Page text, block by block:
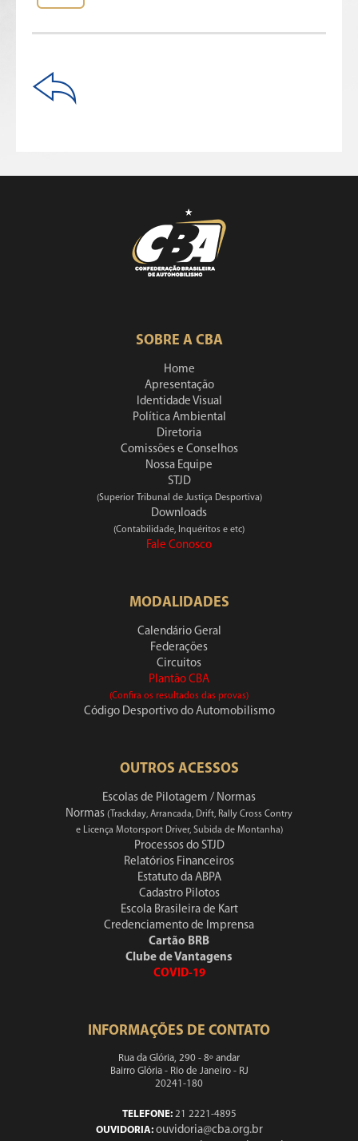
SOBRE A CBA
Home
Apresentação
Identidade Visual
Política Ambiental
Diretoria
Comissões e Conselhos
Nossa Equipe
STJD
(Superior Tribunal de Justiça Desportiva)
Downloads
(Contabilidade, Inquéritos e etc)
Fale Conosco
MODALIDADES
Calendário Geral
Federações
Circuitos
Plantão CBA
(Confira os resultados das provas)
Código Desportivo do Automobilismo
OUTROS ACESSOS
Escolas de Pilotagem / Normas
Normas (Trackday, Arrancada, Drift, Rally Cross Contry
e Licença Motorsport Driver, Subida de Montanha)
Processos do STJD
Relatórios Financeiros
Estatuto da ABPA
Cadastro Pilotos
Escola Brasileira de Kart
Credenciamento de Imprensa
Cartão BRB
Clube de Vantagens
COVID-19
INFORMAÇÕES DE CONTATO
Rua da Glória, 290 - 8º andar
Bairro Glória - Rio de Janeiro - RJ
20241-180
TELEFONE:21 2221-4895
OUVIDORIA: ouvidoria@cba.org.br